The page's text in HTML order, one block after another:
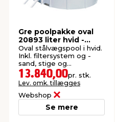
Gre poolpakke oval
20893 liter hvid -
Swim & Fun
Oval stålvægspool i hvid.
Inkl. filtersystem og -
sand, stige og
skimmersæt. 610 x 375 x
120 cm.
13.840,00pr. stk.
Lev. omk. tillægges
Webshop
Se mere